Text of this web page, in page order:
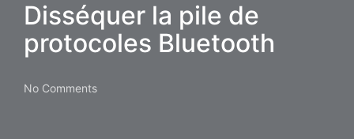
Disséquer la pile de
protocoles Bluetooth
No Comments